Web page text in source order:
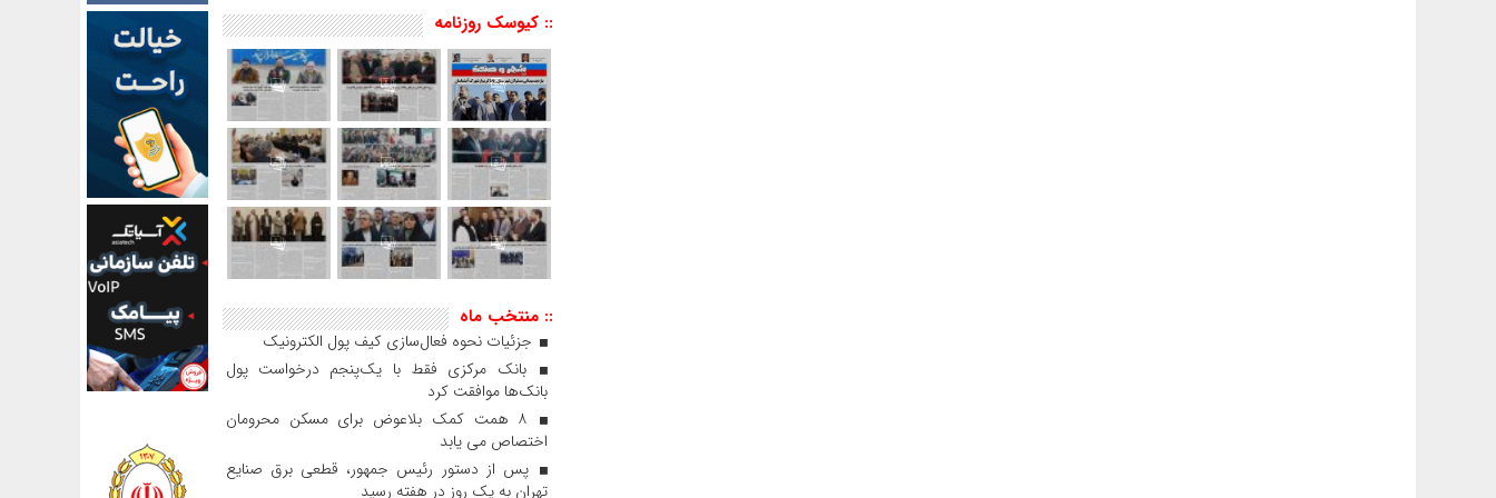
:: کیوسک روزنامه
:: منتخب ماه
جزئیات نحوه فعال‌سازی کیف پول الکترونیک
بانک مرکزی فقط با یک‌‎پنجم درخواست پول
بانک‌ها موافقت کرد
۸ همت کمک بلاعوض برای مسکن محرومان
اختصاص می یابد
پس از دستور رئیس‌ جمهور، قطعی برق صنایع
تهران به یک روز در هفته رسید